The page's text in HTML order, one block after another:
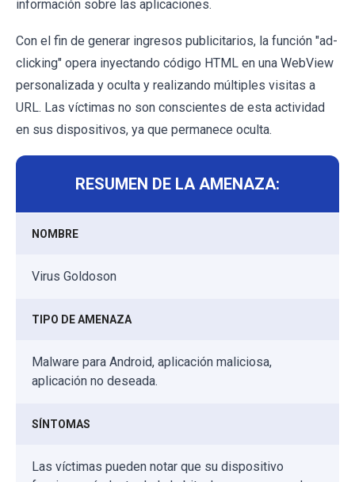
información sobre las aplicaciones.
Con el fin de generar ingresos publicitarios, la función "ad-
clicking" opera inyectando código HTML en una WebView
personalizada y oculta y realizando múltiples visitas a
URL. Las víctimas no son conscientes de esta actividad
en sus dispositivos, ya que permanece oculta.
RESUMEN DE LA AMENAZA:
NOMBRE
Virus Goldoson
TIPO DE AMENAZA
Malware para Android, aplicación maliciosa,
aplicación no deseada.
SÍNTOMAS
Las víctimas pueden notar que su dispositivo